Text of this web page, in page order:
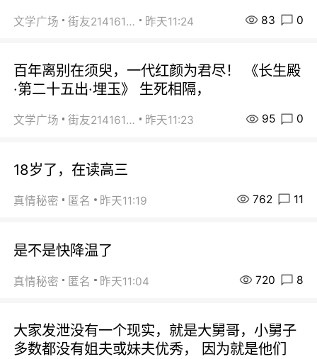
文学广场 街友21416156 昨天11:24 83 0
百年离别在须臾，一代红颜为君尽！ 《长生殿
·第二十五出·埋玉》 生死相隔，
文学广场 街友21416156 昨天11:23 95 0
18岁了，在读高三
真情秘密 匿名 昨天11:19 762 11
是不是快降温了
真情秘密 匿名 昨天11:04 720 8
大家发泄没有一个现实，就是大舅哥，小舅子
多数都没有姐夫或妹夫优秀， 因为就是他们